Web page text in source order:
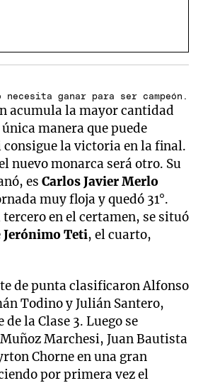
necesita ganar para ser campeón.
acumula la mayor cantidad
manera que puede
consigue la victoria en la final.
nuevo monarca será otro. Su
esCarlos Javier Merlo
muy floja y quedó 31°.
tercero en el certamen, se situó
Jerónimo Teti, el cuarto,
de punta clasificaron Alfonso
Todino y Julián Santero,
la Clase 3. Luego se
Marchesi, Juan Bautista
Chorne en una gran
por primera vez el